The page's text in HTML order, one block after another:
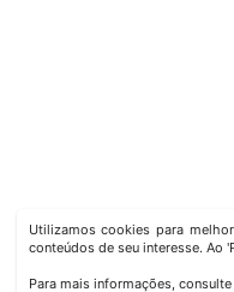
Utilizamos cookies para
conteúdos de seu interesse. Ao
Para mais informações,